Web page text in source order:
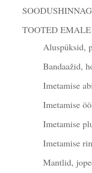
TOOTED EMALE
Aluspüksid,
Bandaažid,
Imetamise
Imetamise
Imetamise
Imetamise
Mantlid,